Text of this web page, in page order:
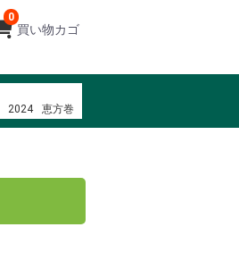
買い物カゴ
0
2024
恵方巻